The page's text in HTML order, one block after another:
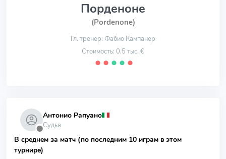
Порденоне
(Pordenone)
Гл. тренер: Фабио Кампанер
Стоимость: 0.5 тыс. €
⬤ ⬤ ⬤ ⬤ ⬤
⬤
Антонио Рапуано
Судья
В среднем за матч (по последним 10 играм в этом
турнире)